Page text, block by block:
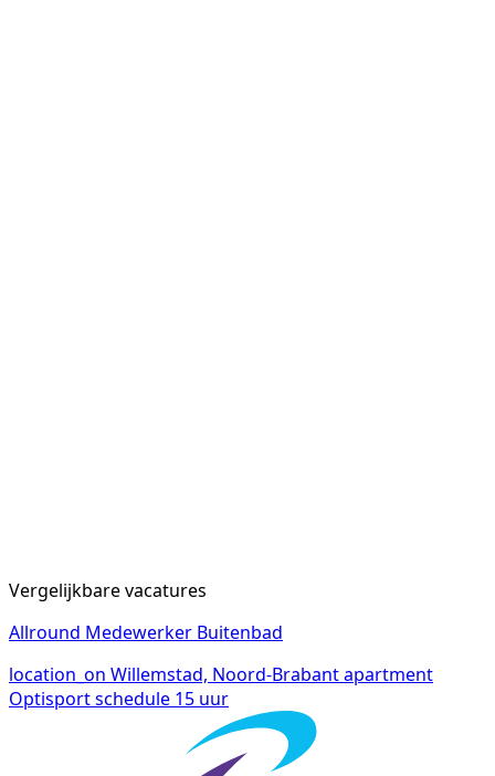
Vergelijkbare vacatures
Allround Medewerker Buitenbad
location_on Willemstad, Noord-Brabantapartment
Optisportschedule 15 uur